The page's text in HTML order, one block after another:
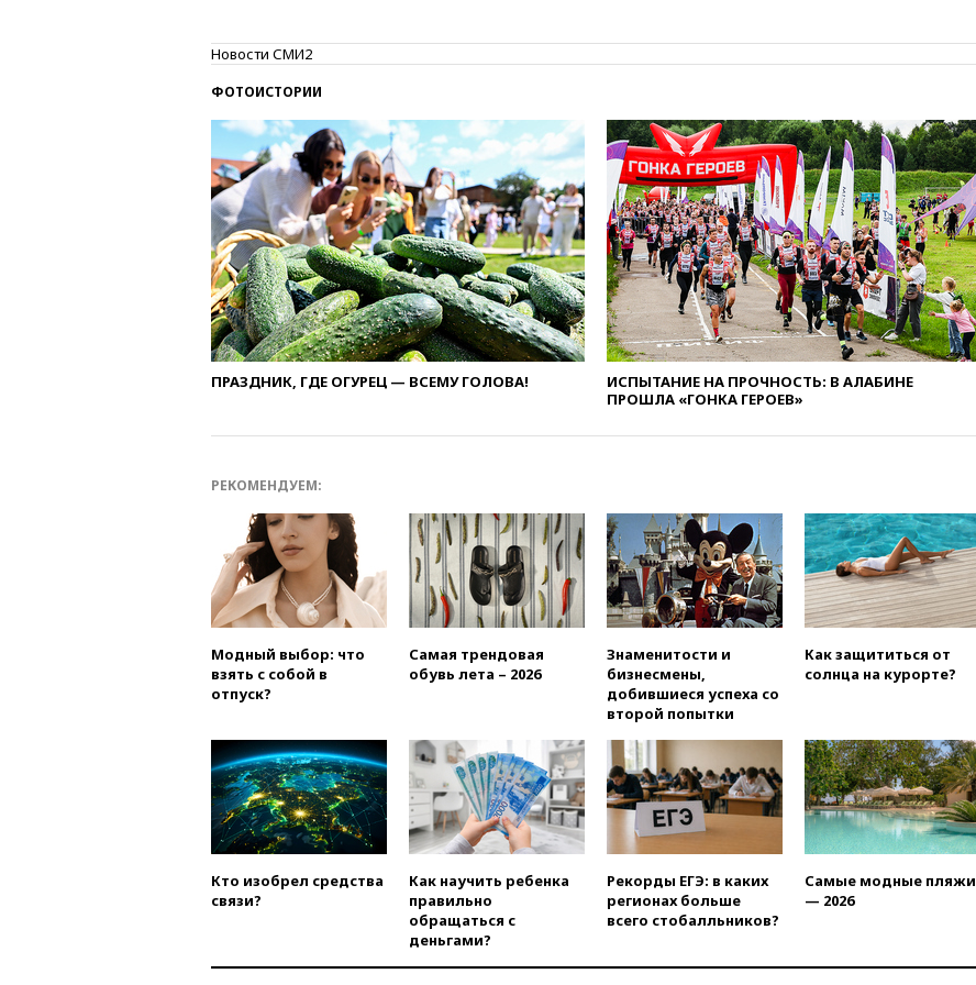
10:41Бывшая глава брокера
10:41Пашинян: Армения
понимает невозможность
одновременного членства в
ЕС и ЕАЭС
10:21ФСБ задержала более
20 сотрудников пунктов
обмена криптовалюты в
«Москве-Сити»
10:13Минтранс предлагает
тратить средства дорожных
БПЛА
09:49
WSJ: Трамп «сходит с
ума» из-за сообщений в СМИ
об истощении боеприпасов у
США
09:36
Исландия и Черногория
в 2028 году могут войти в
состав Евросоюза
Пашинян сообщил о
приверженности Армении
принципам ЕАЭС
09:06
Гендиректора
удмуртской «Ижавиа»
попросили уволиться
08:51
Осужденный в России
американец Гилман
находится при смерти
08:22
Новости СМИ2
ФОТОИСТОРИИ
ПРАЗДНИК, ГДЕ ОГУРЕЦ — ВСЕМУ ГОЛОВА!
ИСПЫТАНИЕ НА ПРОЧНОСТЬ: В АЛАБИНЕ
ПРОШЛА «ГОНКА ГЕРОЕВ»
РЕКОМЕНДУЕМ:
Модный выбор: что
взять с собой в
отпуск?
Самая трендовая
обувь лета – 2026
Знаменитости и
бизнесмены,
добившиеся успеха со
второй попытки
Как защититься от
солнца на курорте?
Кто изобрел средства
связи?
Как научить ребенка
правильно
обращаться с
деньгами?
Рекорды ЕГЭ: в каких
регионах больше
всего стобалльников?
Самые модные пляжи
— 2026